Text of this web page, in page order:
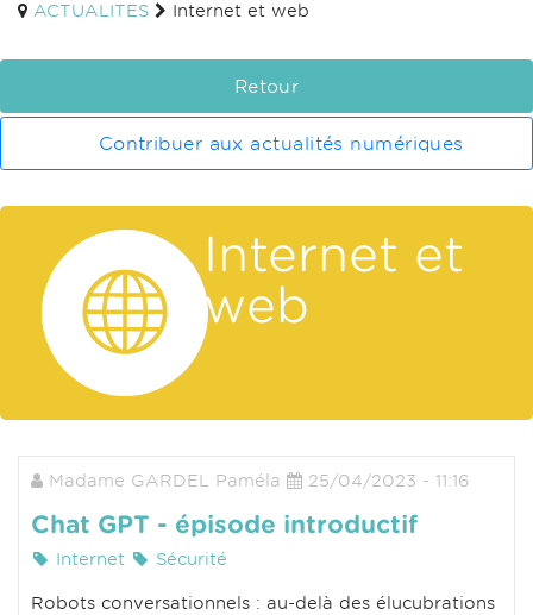
ACTUALITES
Internet et web
Retour
Contribuer aux actualités numériques
Internet et
web
Madame GARDEL Paméla 25/04/2023 - 11:16
Chat GPT - épisode introductif
Internet Sécurité
Robots conversationnels : au-delà des élucubrations